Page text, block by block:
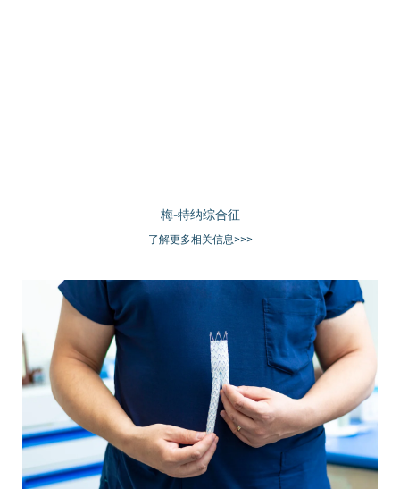
梅-特纳综合征
了解更多相关信息>>>